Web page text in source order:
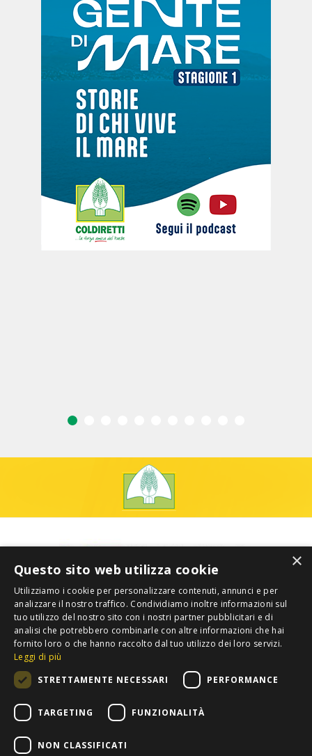
×
Questo sito web utilizza cookie
Utilizziamo i cookie per personalizzare contenuti, annunci e per
analizzare il nostro traffico. Condividiamo inoltre informazioni sul
tuo utilizzo del nostro sito con i nostri partner pubblicitari e di
analisi che potrebbero combinarle con altre informazioni che hai
fornito loro o che hanno raccolto dal tuo utilizzo dei loro servizi.
Leggi di più
STRETTAMENTE NECESSARI
PERFORMANCE
TARGETING FUNZIONALITÀ
NON CLASSIFICATI